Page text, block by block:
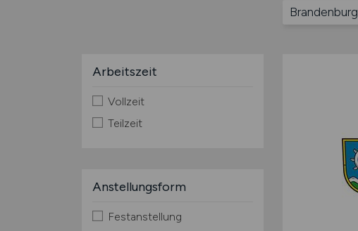
Brandenburg
Arbeitszeit
Vollzeit
Teilzeit
Anstellungsform
Festanstellung